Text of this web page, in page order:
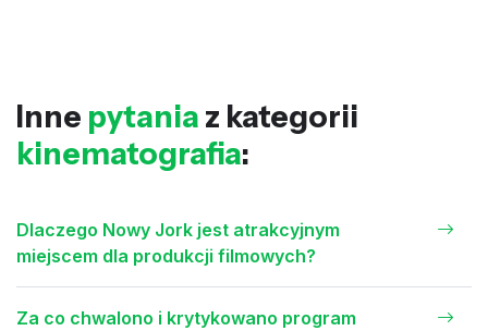
Inne pytania z kategorii
kinematografia:
Dlaczego Nowy Jork jest atrakcyjnym
miejscem dla produkcji filmowych?
Za co chwalono i krytykowano program